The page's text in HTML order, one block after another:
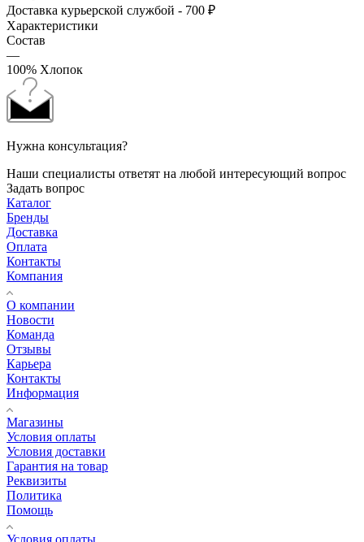
Доставка курьерской службой - 700 ₽
Характеристики
Состав
—
100% Хлопок
Нужна консультация?
Наши специалисты ответят на любой интересующий вопрос
Задать вопрос
Каталог
Бренды
Доставка
Оплата
Контакты
Компания
О компании
Новости
Команда
Отзывы
Карьера
Контакты
Информация
Магазины
Условия оплаты
Условия доставки
Гарантия на товар
Реквизиты
Политика
Помощь
Условия оплаты